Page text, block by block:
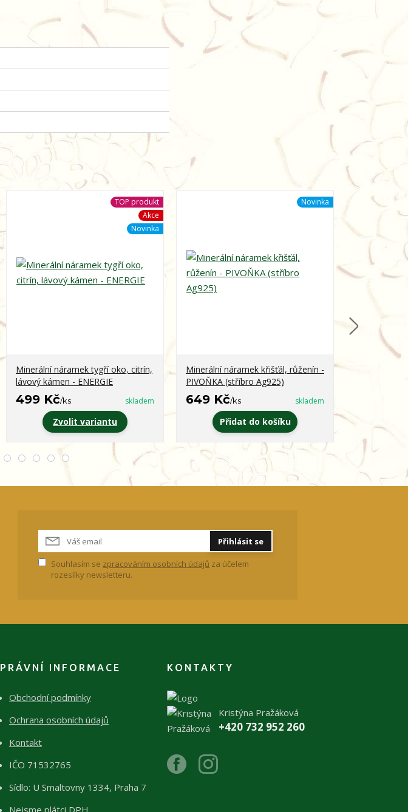
TOP produkt
Akce
Novinka
Minerální náramek tygří oko, citrín,
lávový kámen - ENERGIE
499 Kč/ks skladem
Zvolit variantu
Novinka
Minerální náramek křišťál, růženín -
PIVOŇKA (stříbro Ag925)
649 Kč/ks skladem
Přidat do košíku
Přihlásit se
Souhlasím se zpracováním osobních údajů za účelem
rozesílky newsletteru.
PRÁVNÍ INFORMACE
Obchodní podmínky
Ochrana osobních údajů
Kontakt
IČO 71532765
Sídlo: U Smaltovny 1334, Praha 7
Nejsme plátci DPH
KONTAKTY
Kristýna Pražáková
+420 732 952 260